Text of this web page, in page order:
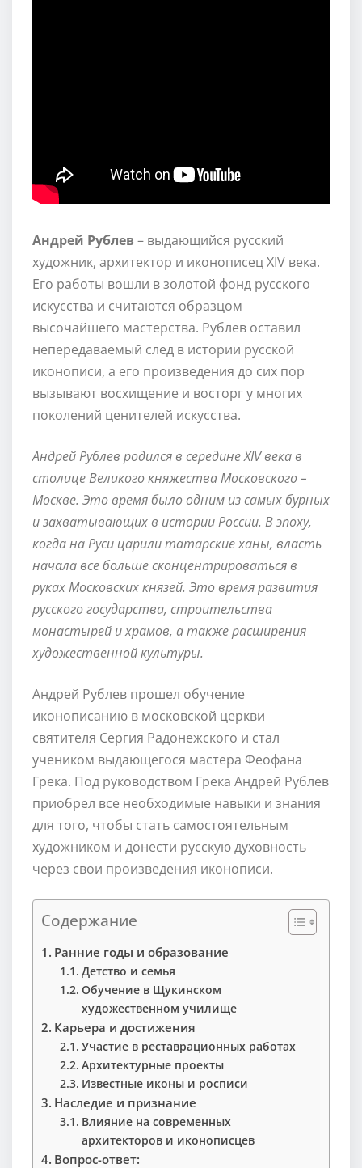
Андрей Рублев– выдающийся русский
художник, архитектор и иконописец XIV века.
Его работы вошли в золотой фонд русского
искусства и считаются образцом
высочайшего мастерства. Рублев оставил
непередаваемый след в истории русской
иконописи, а его произведения до сих пор
вызывают восхищение и восторг у многих
поколений ценителей искусства.
Андрей Рублев родился в середине XIV века в
столице Великого княжества Московского –
Москве. Это время было одним из самых бурных
и захватывающих в истории России. В эпоху,
когда на Руси царили татарские ханы, власть
начала все больше сконцентрироваться в
руках Московских князей. Это время развития
русского государства, строительства
монастырей и храмов, а также расширения
художественной культуры.
Андрей Рублев прошел обучение
иконописанию в московской церкви
святителя Сергия Радонежского и стал
учеником выдающегося мастера Феофана
Грека. Под руководством Грека Андрей Рублев
приобрел все необходимые навыки и знания
для того, чтобы стать самостоятельным
художником и донести русскую духовность
через свои произведения иконописи.
Содержание
Ранние годы и образование
Детство и семья
Обучение в Щукинском
художественном училище
Карьера и достижения
Участие в реставрационных работах
Архитектурные проекты
Известные иконы и росписи
Наследие и признание
Влияние на современных
архитекторов и иконописцев
Вопрос-ответ: